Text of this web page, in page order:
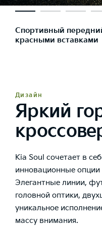
Спортивный
красными вставками
Дизайн
Яркий
Kia Soul сочетает в
инновационные
Элегантные линии,
головной оптики,
уникальное
массу внимания.